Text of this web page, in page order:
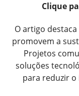
Clique
O artigo
promovem a
Projetos
soluções
para reduzir